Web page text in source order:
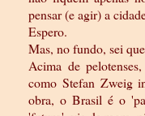
pensar (e agir) a
Espero.
Mas, no fundo, sei
Acima de
como Stefan Zweig
obra, o Brasil é o